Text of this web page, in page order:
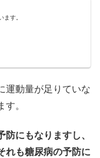
ます。
運動量が足りていな
。
にもなりますし、
れも糖尿病の予防に